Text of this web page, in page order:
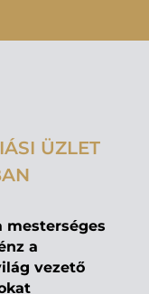
ÜZLET
mesterséges
a
vezető